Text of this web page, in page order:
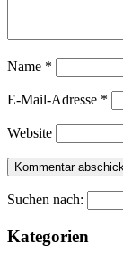
Name *
E-Mail-Adresse *
Website
Suchen nach:
Kategorien